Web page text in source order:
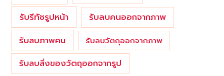
รับรีทัชรูปหน้า
รับลบคนออกจากภาพ
รับลบภาพคน
รับลบวัตถุออกจากภาพ
รับลบสิ่งของวัตถุออกจากรูป